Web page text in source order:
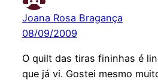
Joana Rosa Bragança
08/09/2009
O quilt das tiras fininhas é
que já vi. Gostei mesmo